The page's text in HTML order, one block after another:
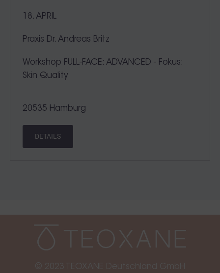
18. APRIL
Praxis Dr. Andreas Britz
Workshop FULL-FACE: ADVANCED - Fokus:
Skin Quality
20535 Hamburg
DETAILS